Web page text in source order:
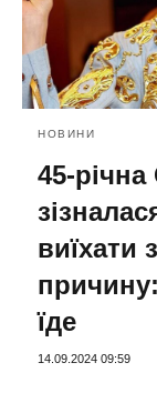
НОВИНИ
45-
виїхати
їде
14.09.2024 09:59